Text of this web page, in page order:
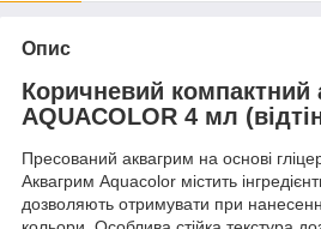
Опис
Коричневий компактний
AQUACOLOR 4 мл
Пресований аквагрим на основі
Аквагрим Aquacolor містить
дозволяють отримувати при